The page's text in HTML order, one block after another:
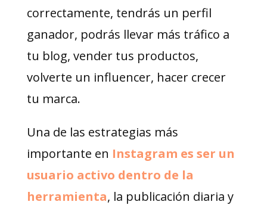
correctamente, tendrás un perfil
ganador, podrás llevar más tráfico a
tu blog, vender tus productos,
volverte un influencer, hacer crecer
tu marca.
Una de las estrategias más
importante en Instagram es ser un
usuario activo dentro de la
herramienta, la publicación diaria y